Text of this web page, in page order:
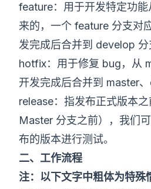
feature：用于开发特定功
来的，一个 feature 分支对
发完成后合并到 develop 分
hotfix：用于修复 bug，从
开发完成后合并到 master、
release：指发布正式版本之
Master 分支之前），我们
布的版本进行测试。
二、工作流程
注：以下文字中粗体为特殊